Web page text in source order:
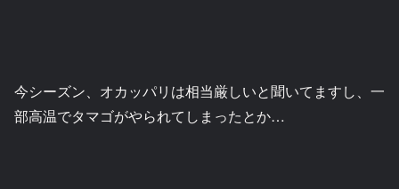
今シーズン、オカッパリは相当厳しいと聞いてますし、一
部高温でタマゴがやられてしまったとか…